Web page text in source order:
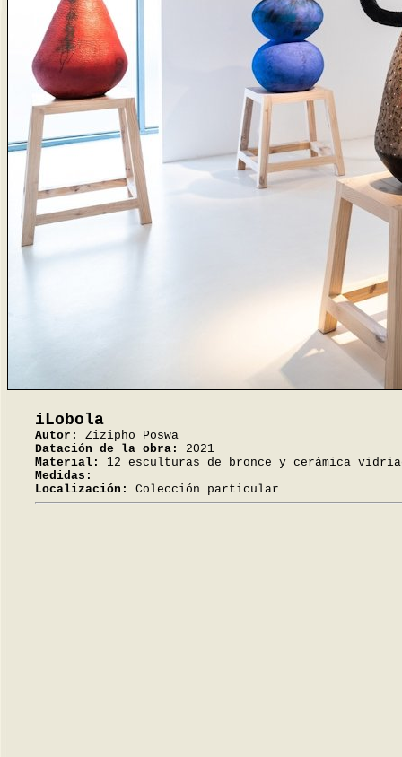
iLobola
Autor:
Zizipho Poswa
Datación de la obra:
2021
Material:
12 esculturas de bronce y cerámica
Medidas:
Localización:
Colección particular